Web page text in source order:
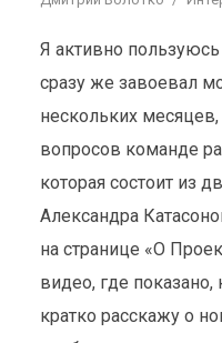
Я активно
сразу же завоевал
нескольких
вопросов команде
которая состоит из
Александра
на странице «О
видео, где показано,
кратко расскажу о